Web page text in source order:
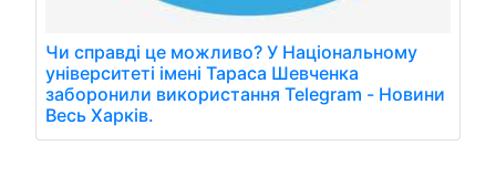
Чи справді це можливо? У Національному
університеті імені Тараса Шевченка
заборонили використання Telegram - Новини
Весь Харків.